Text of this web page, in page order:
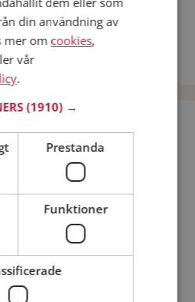
utan kostnad!
Kvinna
din användning av
mer om cookies,
vår
.
(1910) →
Prestanda
Funktioner